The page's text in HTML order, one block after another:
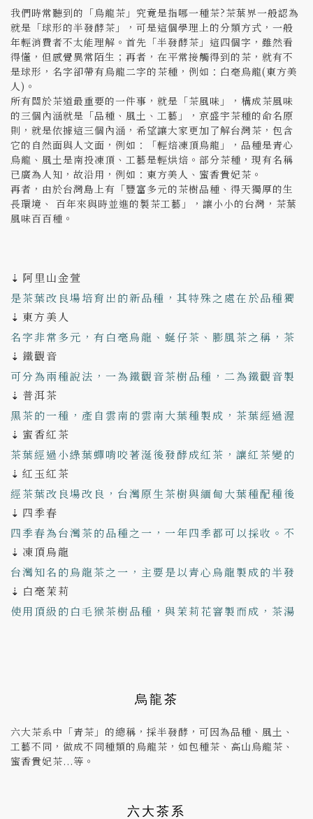
我們時常聽到的「烏龍茶」究竟是指哪一種茶?茶葉界一般認為
就是「球形的半發酵茶」，可是這個學理上的分類方式，一般
年輕消費者不太能理解。首先「半發酵茶」這四個字，雖然看
得懂，但感覺異常陌生；再者，在平常接觸得到的茶，就有不
是球形，名字卻帶有烏龍二字的茶種，例如：白毫烏龍(東方美
人)。
所有關於茶道最重要的一件事，就是「茶風味」，構成茶風味
的三個內涵就是「品種、風土、工藝」，京盛宇茶種的命名原
則，就是依據這三個內涵，希望讓大家更加了解台灣茶，包含
它的自然面與人文面，例如：「輕焙凍頂烏龍」，品種是青心
烏龍、風土是南投凍頂、工藝是輕烘焙。部分茶種，現有名稱
已廣為人知，故沿用，例如：東方美人、蜜香貴妃茶。
再者，由於台灣島上有「豐富多元的茶樹品種、得天獨厚的生
長環境、 百年來與時並進的製茶工藝」，讓小小的台灣，茶葉
風味百百種。
⇣ 阿里山金萱
是茶葉改良場培育出的新品種，其特殊之處在於品種獨
有的牛奶糖香（也有人認為是奶香），伴隨淡淡的花
香，十分迷人討喜。茶區遍佈在南投和嘉義阿里山茶
區，又以阿里山茶區的品質較好。 京盛宇茶款：阿里山
金萱
⇣ 東方美人
名字非常多元，有白毫烏龍、蜒仔茶、膨風茶之稱，茶
葉經過小綠葉蟬啃咬著涎後發酵，帶有果香蜜韻與自然
酸甜的口感。 京盛宇茶款：東方美人
⇣ 鐵觀音
可分為兩種說法，一為鐵觀音茶樹品種，二為鐵觀音製
法，台灣的鐵觀音製法大多採中高度發酵及烘焙，會帶
有鐵觀音特有的微微酸韻。 京盛宇茶款：鐵觀音
⇣ 普洱茶
黑茶的一種，產自雲南的雲南大葉種製成，茶葉經過渥
堆工藝的後發酵茶，經過長期的發酵或陳化，帶有陳年
的風味。 京盛宇相似茶款：二十年老烏龍、窖藏老凍頂
（三十年自然陳化）
⇣ 蜜香紅茶
茶葉經過小綠葉蟬啃咬著涎後發酵成紅茶，讓紅茶變的
香氣更明顯，帶有果香跟蜜香。以台東、新北市、日月
潭等地區產量較多。 京盛宇相似茶款：高山小葉種紅茶
⇣ 紅玉紅茶
經茶葉改良場改良，台灣原生茶樹與緬甸大葉種配種後
製成的紅茶，俗稱的台茶18號，帶有些許蜜香跟肉桂
香，盛產於南投。 京盛宇相似茶款：梨山紅茶
⇣ 四季春
四季春為台灣茶的品種之一，一年四季都可以採收。不
知春指冬茶到春茶之間採收的四季春茶，也是一種茶葉
採收的季節，四季春茶會帶有些許梔子花香。 京盛宇茶
款：不知春
⇣ 凍頂烏龍
台灣知名的烏龍茶之一，主要是以青心烏龍製成的半發
酵茶，產自南投鹿谷凍頂山，帶有樸實厚重的口感，是
台灣早期最普遍喝到的烏龍茶。 京盛宇茶款：輕焙凍頂
⇣ 白毫茉莉
使用頂級的白毛猴茶樹品種，與茉莉花窨製而成，茶湯
烏龍茶
六大茶系中「青茶」的總稱，採半發酵，可因為品種、風土、
工藝不同，做成不同種類的烏龍茶，如包種茶、高山烏龍茶、
蜜香貴妃茶...等。
六大茶系